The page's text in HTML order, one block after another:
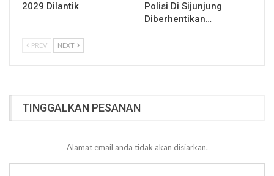
2029 Dilantik
Polisi Di Sijunjung
Diberhentikan…
PREV NEXT
TINGGALKAN PESANAN
Alamat email anda tidak akan disiarkan.